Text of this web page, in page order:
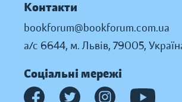
Контакти
bookforum@bookforum.com.ua
а/с 6644, м. Львів, 79005,
Соціальні мережі